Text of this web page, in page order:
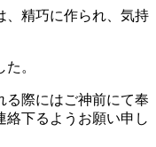
、精巧に作られ、気持
。
際にはご神前にて奉
絡下るようお願い申し